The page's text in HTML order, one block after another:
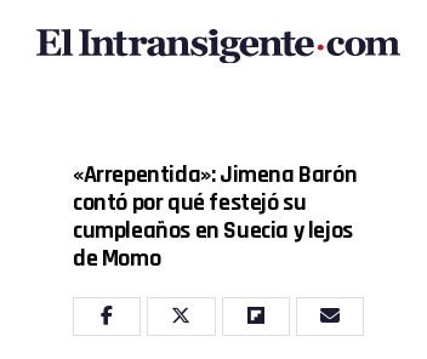
«Arrepentida»: Jimena Barón
contó por qué festejó su
cumpleaños en Suecia y lejos
de Momo